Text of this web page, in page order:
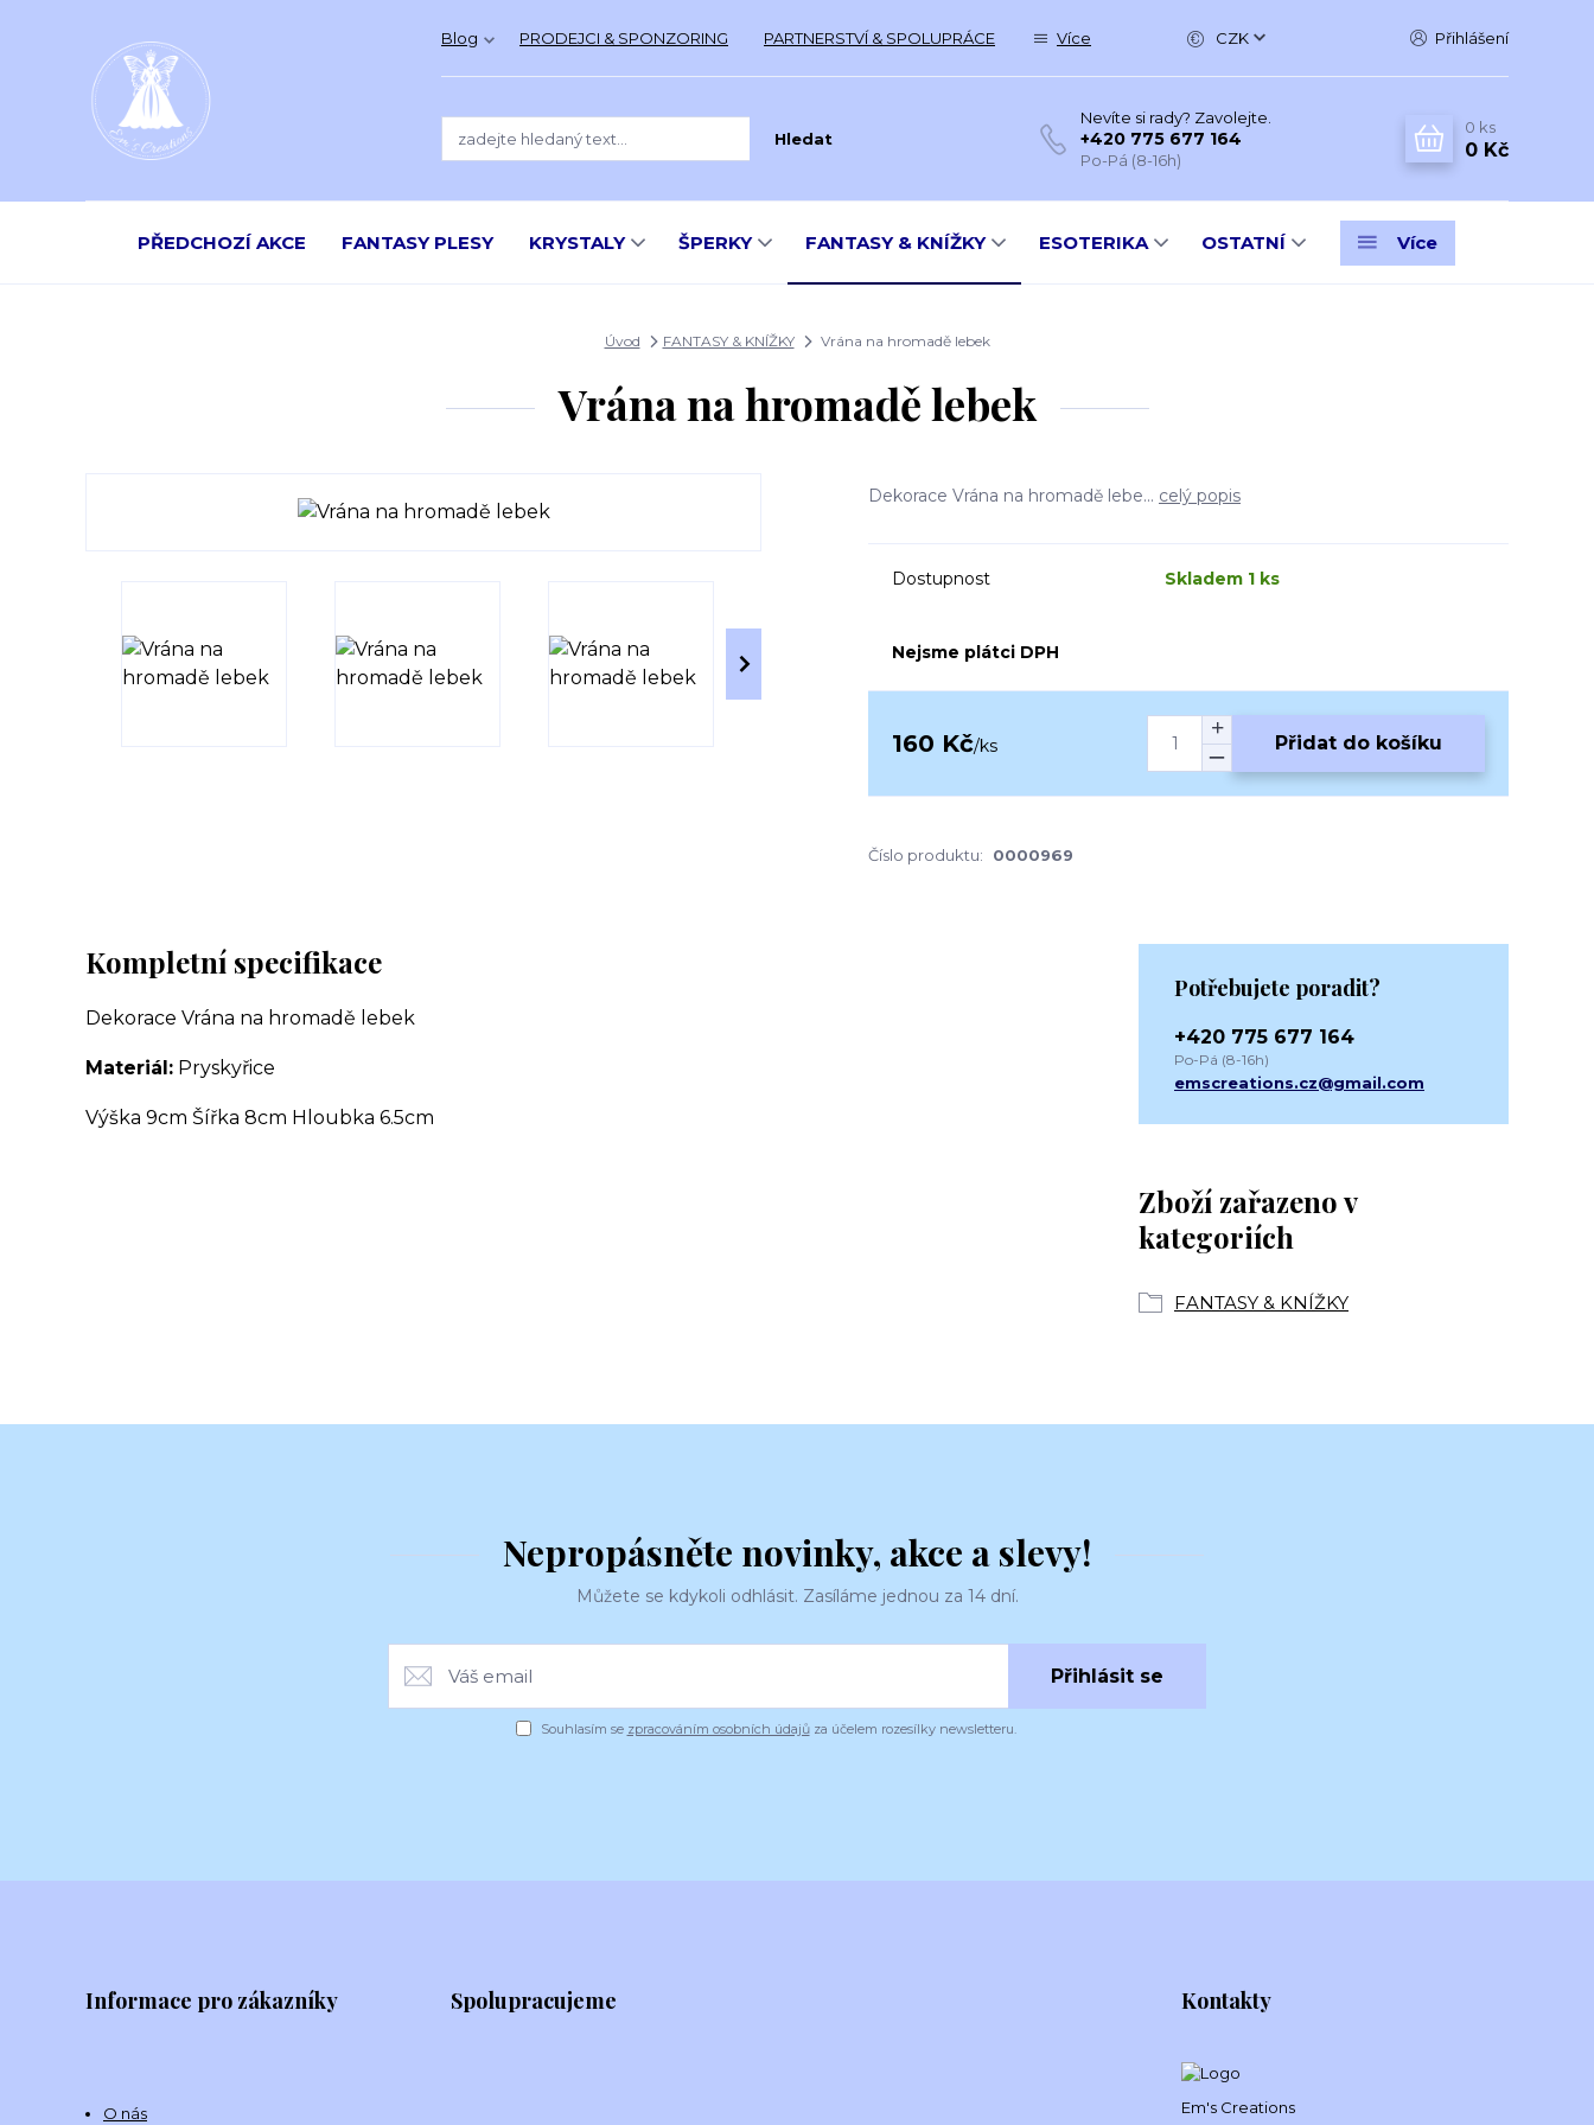
Blog PRODEJCI & SPONZORING PARTNERSTVÍ & SPOLUPRÁCE Více CZK Přihlášení
Hledat
Nevíte si rady? Zavolejte.
+420 775 677 164
Po-Pá (8-16h)
0 ks
0 Kč
PŘEDCHOZÍ AKCE FANTASY PLESY KRYSTALY ŠPERKY FANTASY & KNÍŽKY ESOTERIKA OSTATNÍ Více
Úvod FANTASY & KNÍŽKY Vrána na hromadě lebek
Vrána na hromadě lebek
Dekorace Vrána na hromadě lebe... celý popis
Dostupnost Skladem 1 ks
Nejsme plátci DPH
160 Kč/ks Přidat do košíku
Číslo produktu: 0000969
Kompletní specifikace
Dekorace Vrána na hromadě lebek
Materiál: Pryskyřice
Výška 9cm Šířka 8cm Hloubka 6.5cm
Zboží zařazeno v
kategoriích
FANTASY & KNÍŽKY
Potřebujete poradit?
+420 775 677 164
Po-Pá (8-16h)
emscreations.cz@gmail.com
Nepropásněte novinky, akce a slevy!
Můžete se kdykoli odhlásit. Zasíláme jednou za 14 dní.
Přihlásit se
Souhlasím se zpracováním osobních údajůza účelem rozesílky newsletteru.
Informace pro zákazníky
O nás
Spolupracujeme Kontakty
Em's Creations